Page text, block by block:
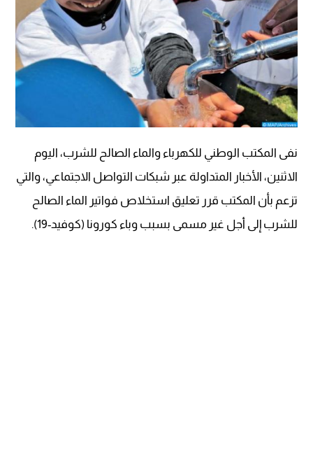
نفى المكتب الوطني للكهرباء والماء الصالح للشرب، اليوم
الاثنين، الأخبار المتداولة عبر شبكات التواصل الاجتماعي، والتي
تزعم بأن المكتب قرر تعليق استخلاص فواتير الماء الصالح
للشرب إلى أجل غير مسمى بسبب وباء كورونا (كوفيد-19).